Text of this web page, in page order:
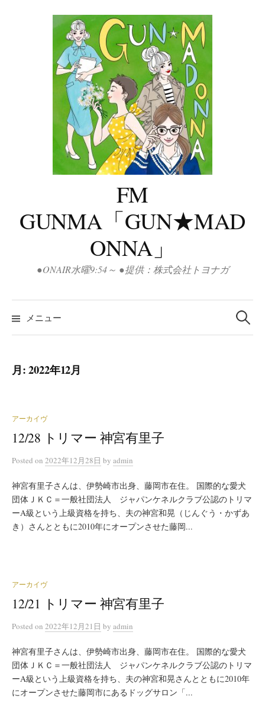
FM
GUNMA「GUN★MAD
ONNA」
●ONAIR水曜9:54～ ●提供：株式会社トヨナガ
メニュー
検
索:
月:2022年12月
アーカイヴ
12/28 トリマー 神宮有里子
Posted on 2022年12月28日 by admin
神宮有里子さんは、伊勢崎市出身、藤岡市在住。 国際的な愛犬
団体ＪＫＣ＝一般社団法人 ジャパンケネルクラブ公認のトリマ
ーA級という上級資格を持ち、夫の神宮和晃（じんぐう・かずあ
き）さんとともに2010年にオープンさせた藤岡...
アーカイヴ
12/21 トリマー 神宮有里子
Posted on 2022年12月21日 by admin
神宮有里子さんは、伊勢崎市出身、藤岡市在住。 国際的な愛犬
団体ＪＫＣ＝一般社団法人 ジャパンケネルクラブ公認のトリマ
ーA級という上級資格を持ち、夫の神宮和晃さんとともに2010年
にオープンさせた藤岡市にあるドッグサロン「...